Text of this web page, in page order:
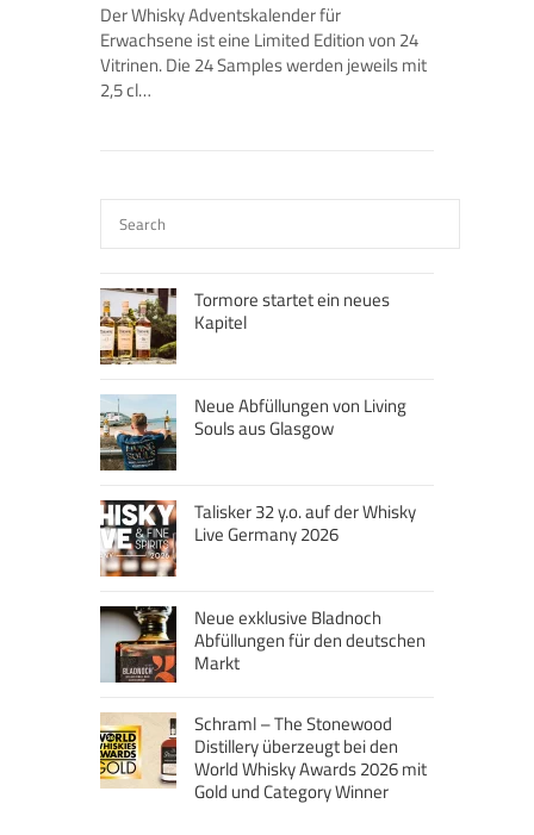
Der Whisky Adventskalender für
Erwachsene ist eine Limited Edition von 24
Vitrinen. Die 24 Samples werden jeweils mit
2,5 cl…
Tormore startet ein neues
Kapitel
Neue Abfüllungen von Living
Souls aus Glasgow
Talisker 32 y.o. auf der Whisky
Live Germany 2026
Neue exklusive Bladnoch
Abfüllungen für den deutschen
Markt
Schraml – The Stonewood
Distillery überzeugt bei den
World Whisky Awards 2026 mit
Gold und Category Winner